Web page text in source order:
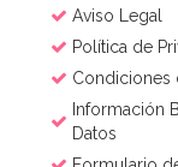
Aviso Legal
Política de
Condiciones
Información
Datos